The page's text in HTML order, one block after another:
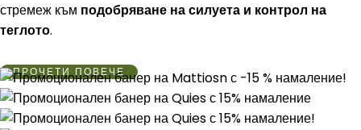
стремеж към подобряване на силуета и контрол на
теглото.
ПРОЧЕТИ ПОВЕЧЕ